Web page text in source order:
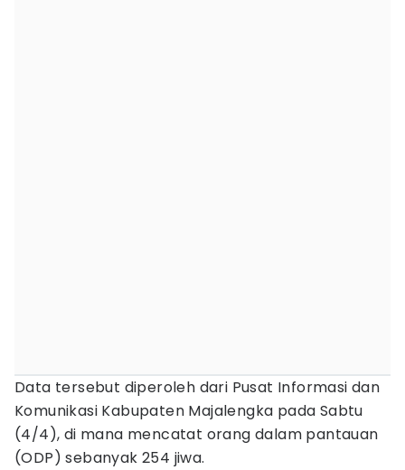
Data tersebut diperoleh dari Pusat Informasi dan
Komunikasi Kabupaten Majalengka pada Sabtu
(4/4), di mana mencatat orang dalam pantauan
(ODP) sebanyak 254 jiwa.